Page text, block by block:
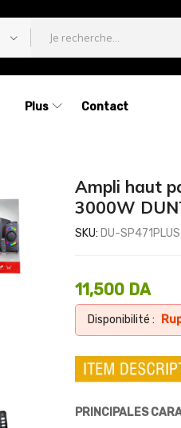
Plus Contact
Ampli haut
3000W
SKU: DU-SP471PLUS
11,500 DA
Disponibilité :
PRINCIPALES